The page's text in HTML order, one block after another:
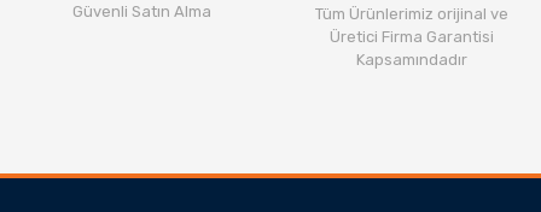
Güvenli Satın Alma
Tüm Ürünlerimiz orijinal ve
Üretici Firma Garantisi
Kapsamındadır